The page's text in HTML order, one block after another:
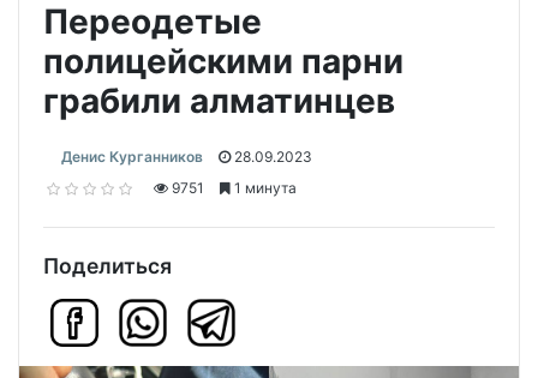
Переодетые
полицейскими парни
грабили алматинцев
Денис Курганников
28.09.2023
9751
1 минута
Поделиться